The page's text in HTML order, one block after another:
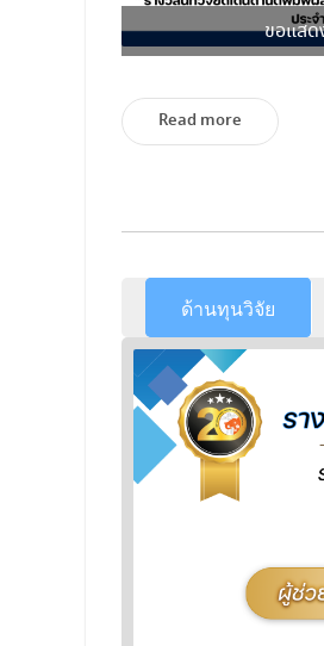
ขอแส
Read more
ด้านทุนวิจัย